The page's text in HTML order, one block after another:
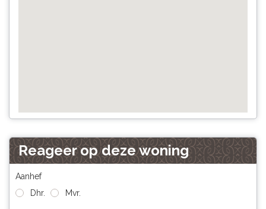
Reageer op deze woning
Aanhef
Dhr.
Mvr.